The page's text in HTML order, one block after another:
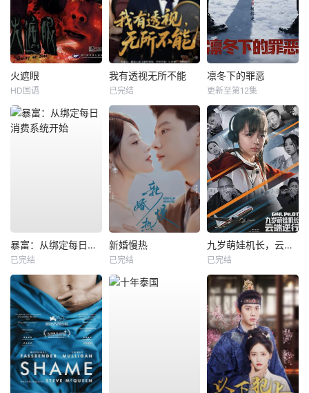
火遮眼
HD国语
我有透视无所不能
已完结
凛冬下的罪恶
更新至第12集
暴富：从绑定每日消费系统开始
已完结
新婚慢热
已完结
九岁萌娃机长，云端逆行
已完结